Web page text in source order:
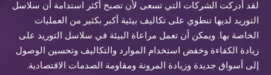
لقد أدركت الشركات التي تسعى لأن تصبح أكثر استدامة أن سلاسل
التوريد لديها تنطوي على تكاليف بيئية أكبر بكثير من العمليات
الخاصة بها. ويمكن أن تعمل مراعاة البيئة في سلاسل التوريد على
زيادة الكفاءة وخفض استخدام الموارد والتكاليف وتحسين الوصول
إلى أسواق جديدة وزيادة المرونة ومقاومة الصدمات الاقتصادية.